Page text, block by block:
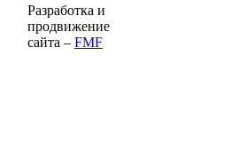
Разработка и
продвижение
сайта – FMF